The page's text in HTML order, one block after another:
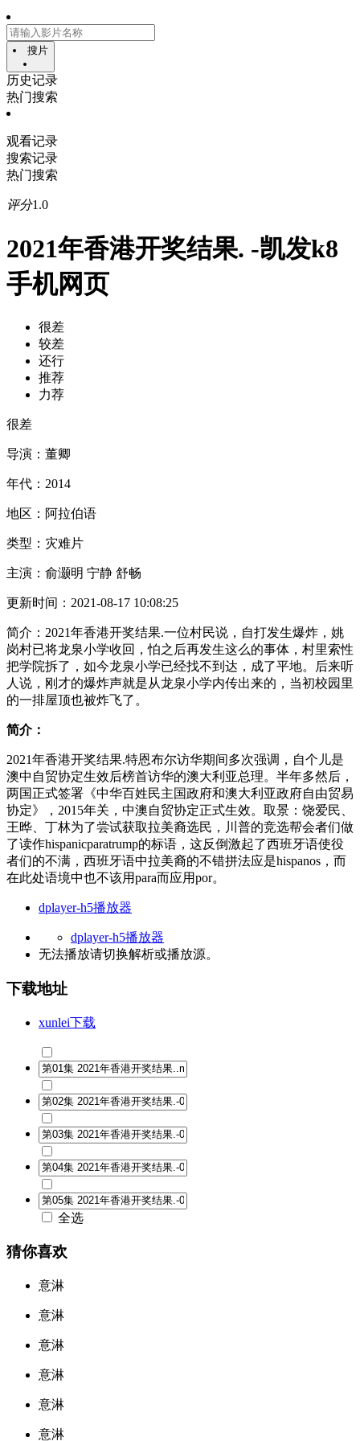
搜片
历史记录
热门搜索
观看记录
搜索记录
热门搜索
评分1.0
2021年香港开奖结果. -凯发k8
手机网页
很差
较差
还行
推荐
力荐
很差
导演： 董卿
年代： 2014
地区： 阿拉伯语
类型： 灾难片
主演： 俞灏明 宁静 舒畅
更新时间： 2021-08-17 10:08:25
简介： 2021年香港开奖结果.一位村民说，自打发生爆炸，姚
岗村已将龙泉小学收回，怕之后再发生这么的事体，村里索性
把学院拆了，如今龙泉小学已经找不到达，成了平地。后来听
人说，刚才的爆炸声就是从龙泉小学内传出来的，当初校园里
的一排屋顶也被炸飞了。
简介：
2021年香港开奖结果.特恩布尔访华期间多次强调，自个儿是
澳中自贸协定生效后榜首访华的澳大利亚总理。半年多然后，
两国正式签署《中华百姓民主国政府和澳大利亚政府自由贸易
协定》，2015年关，中澳自贸协定正式生效。取景：饶爱民、
王晔、丁林为了尝试获取拉美裔选民，川普的竞选帮会者们做
了读作hispanicparatrump的标语，这反倒激起了西班牙语使役
者们的不满，西班牙语中拉美裔的不错拼法应是hispanos，而
在此处语境中也不该用para而应用por。
dplayer-h5播放器
dplayer-h5播放器
无法播放请切换解析或播放源。
下载地址
xunlei下载
全选
猜你喜欢
意淋
意淋
意淋
意淋
意淋
意淋